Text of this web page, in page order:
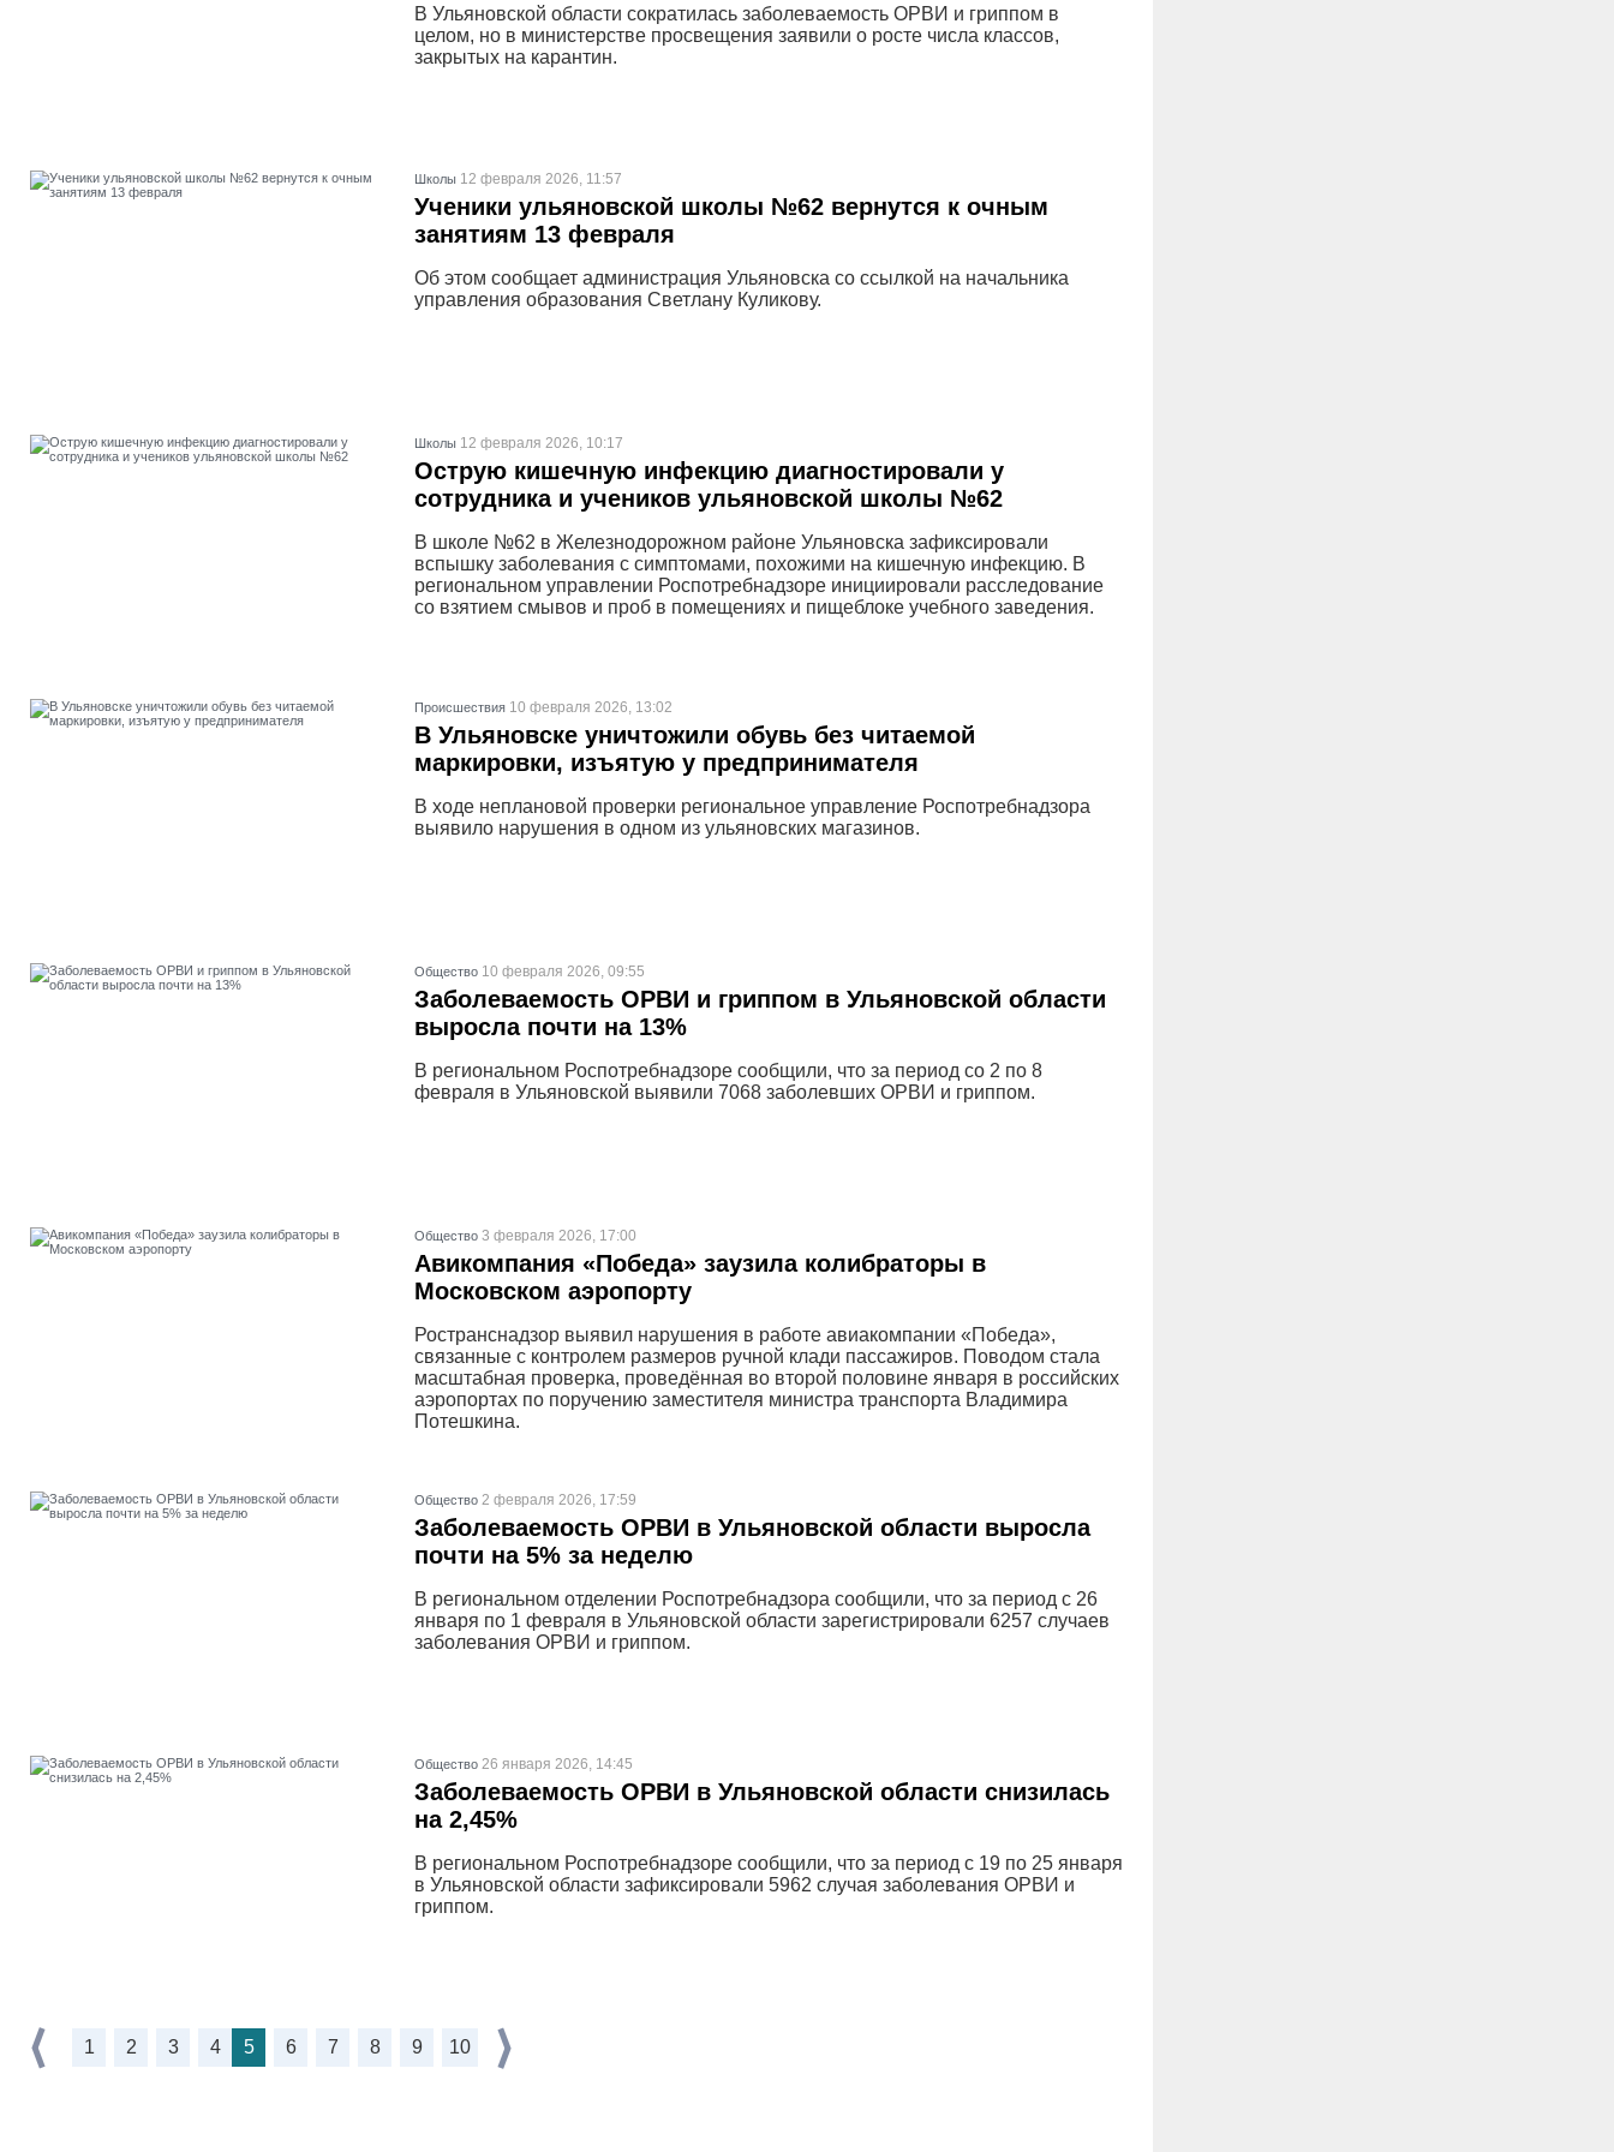
В Ульяновской области сократилась заболеваемость ОРВИ и гриппом в
целом, но в министерстве просвещения заявили о росте числа классов,
закрытых на карантин.
Школы 12 февраля 2026, 11:57
Ученики ульяновской школы №62 вернутся к очным
занятиям 13 февраля
Об этом сообщает администрация Ульяновска со ссылкой на начальника
управления образования Светлану Куликову.
Школы 12 февраля 2026, 10:17
Острую кишечную инфекцию диагностировали у
сотрудника и учеников ульяновской школы №62
В школе №62 в Железнодорожном районе Ульяновска зафиксировали
вспышку заболевания с симптомами, похожими на кишечную инфекцию. В
региональном управлении Роспотребнадзоре инициировали расследование
со взятием смывов и проб в помещениях и пищеблоке учебного заведения.
Проиcшествия 10 февраля 2026, 13:02
В Ульяновске уничтожили обувь без читаемой
маркировки, изъятую у предпринимателя
В ходе неплановой проверки региональное управление Роспотребнадзора
выявило нарушения в одном из ульяновских магазинов.
Общество 10 февраля 2026, 09:55
Заболеваемость ОРВИ и гриппом в Ульяновской области
выросла почти на 13%
В региональном Роспотребнадзоре сообщили, что за период со 2 по 8
февраля в Ульяновской выявили 7068 заболевших ОРВИ и гриппом.
Общество 3 февраля 2026, 17:00
Авикомпания «Победа» заузила колибраторы в
Московском аэропорту
Ространснадзор выявил нарушения в работе авиакомпании «Победа»,
связанные с контролем размеров ручной клади пассажиров. Поводом стала
масштабная проверка, проведённая во второй половине января в российских
аэропортах по поручению заместителя министра транспорта Владимира
Потешкина.
Общество 2 февраля 2026, 17:59
Заболеваемость ОРВИ в Ульяновской области выросла
почти на 5% за неделю
В региональном отделении Роспотребнадзора сообщили, что за период с 26
января по 1 февраля в Ульяновской области зарегистрировали 6257 случаев
заболевания ОРВИ и гриппом.
Общество 26 января 2026, 14:45
Заболеваемость ОРВИ в Ульяновской области снизилась
на 2,45%
В региональном Роспотребнадзоре сообщили, что за период с 19 по 25 января
в Ульяновской области зафиксировали 5962 случая заболевания ОРВИ и
гриппом.
1 2 3 4 5 6 7 8 9 10